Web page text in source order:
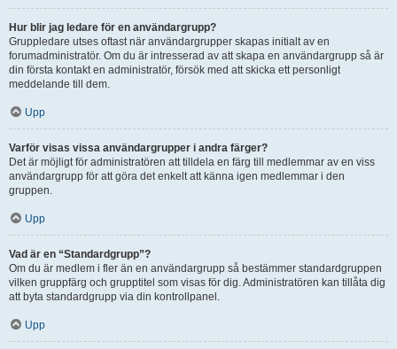
Hur blir jag ledare för en användargrupp?
Gruppledare utses oftast när användargrupper skapas initialt av en
forumadministratör. Om du är intresserad av att skapa en användargrupp så är
din första kontakt en administratör, försök med att skicka ett personligt
meddelande till dem.
Upp
Varför visas vissa användargrupper i andra färger?
Det är möjligt för administratören att tilldela en färg till medlemmar av en viss
användargrupp för att göra det enkelt att känna igen medlemmar i den
gruppen.
Upp
Vad är en “Standardgrupp”?
Om du är medlem i fler än en användargrupp så bestämmer standardgruppen
vilken gruppfärg och grupptitel som visas för dig. Administratören kan tillåta dig
att byta standardgrupp via din kontrollpanel.
Upp